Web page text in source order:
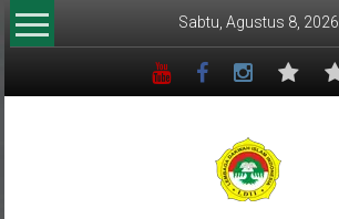
Lompat
ke
Sabtu, Agustus 8, 2026